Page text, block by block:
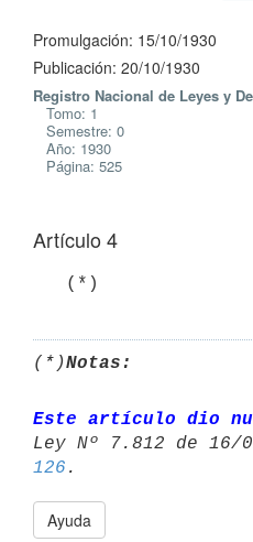
Promulgación: 15/10/1930
Publicación: 20/10/1930
Registro Nacional de Leyes y
Tomo: 1
Semestre: 0
Año: 1930
Página: 525
Artículo 4
   (*)
(*)Notas:
Este artículo dio
Ley Nº 7.812 de
126
Ayuda